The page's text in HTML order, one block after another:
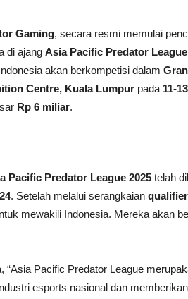
Gaming, secara resmi memulai
di ajang Asia Pacific Predator League
akan berkompetisi dalam
Centre, Kuala Lumpur pada 11-
Rp 6 miliar.
Pacific Predator League 2025 telah
. Setelah melalui serangkaian
mewakili Indonesia. Mereka akan
“Asia Pacific Predator League
esports nasional dan